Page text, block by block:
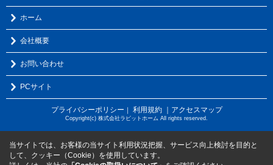
ホーム
会社概要
お問い合わせ
PCサイト
プライバシーポリシー 利用規約 ｜アクセスマップ
Copyright(c) 株式会社ラビットホーム All rights reserved.
当サイトでは、お客様の当サイト利用状況把握、サービス向上検討を目的と
して、クッキー（Cookie）を使用しています。